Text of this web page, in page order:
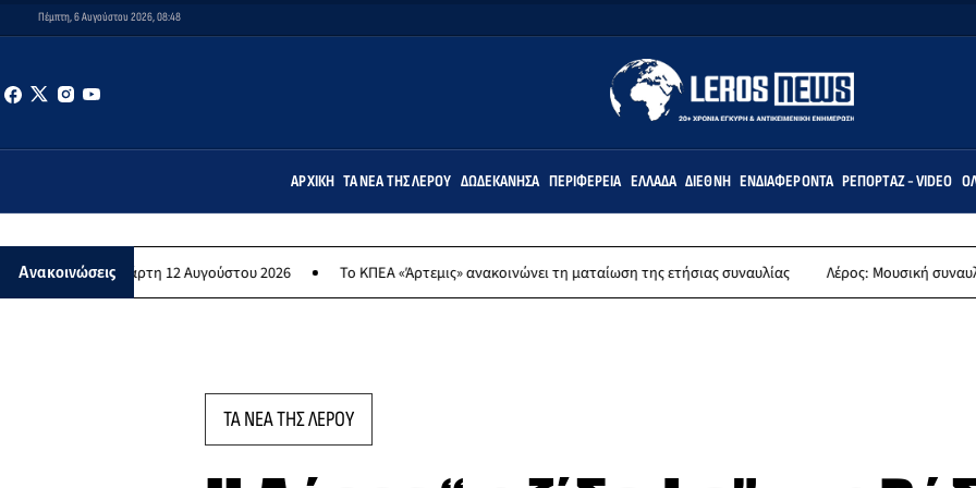
Πέμπτη, 6 Αυγούστου 2026, 08:48
ΑΡΧΙΚΉ ΤΑ ΝΈΑ ΤΗΣ ΛΈΡΟΥ ΔΩΔΕΚΆΝΗΣΑ ΠΕΡΙΦΈΡΕΙΑ ΕΛΛΆΔΑ ΔΙΕΘΝΉ ΕΝΔΙΑΦΈΡΟΝΤΑ ΡΕΠΟΡΤΆΖ - VIDEO
Ανακοινώσεις
12 Αυγούστου 2026 Το ΚΠΕΑ «Άρτεμις» ανακοινώνει τη ματαίωση της ετήσιας συναυλίας Λέρος: Μουσική συναυλία των
ΤΑ ΝΕΑ ΤΗΣ ΛΕΡΟΥ